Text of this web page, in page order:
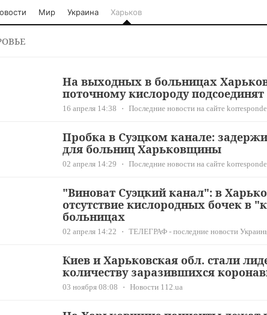
Мир Украина Харьков
На выходных в больницах
поточному кислороду подсоединят
16 апреля 14:38 Последние новости на сайте
Пробка в Суэцком канале:
для больниц Харьковщины
02 апреля 14:29 Последние новости на сайте
"Виноват Суэцкий канал": в
отсутствие кислородных бочек в
больницах
02 апреля 14:22 ТЕЛЕГРАФ - последние новости
Киев и Харьковская обл. стали
количеству заразившихся
03 ноября 08:08 Новости 112.ua